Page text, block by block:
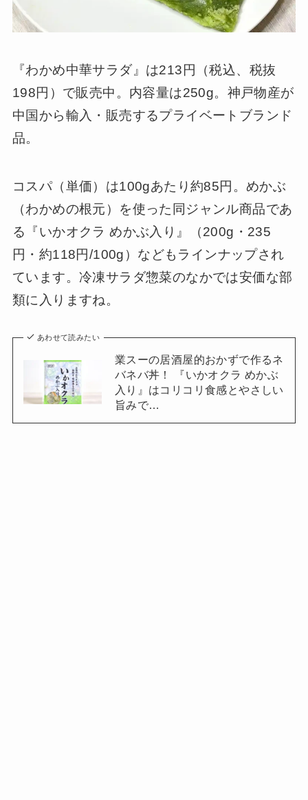
『わかめ中華サラダ』は213円（税込、税抜
198円）で販売中。内容量は250g。神戸物産が
中国から輸入・販売するプライベートブランド
品。
コスパ（単価）は100gあたり約85円。めかぶ
（わかめの根元）を使った同ジャンル商品であ
る『いかオクラ めかぶ入り』（200g・235
円・約118円/100g）などもラインナップされ
ています。冷凍サラダ惣菜のなかでは安価な部
類に入りますね。
あわせて読みたい
業スーの居酒屋的おかずで作るネ
バネバ丼！ 『いかオクラ めかぶ
入り』はコリコリ食感とやさしい
旨みで…